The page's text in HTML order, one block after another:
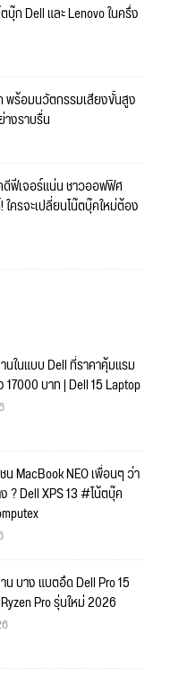
บุ๊ก Dell และ Lenovo ในครึ่ง
พร้อมนวัตกรรมเสียงขั้นสูง
งราบรื่น
ดีฟีเจอร์แน่น ชาวออฟฟิศ
ใครจะเปลี่ยนโน๊ตบุ๊คใหม่ต้อง
นในแบบ Dell ที่ราคาคุ้มแรม
17000 บาท | Dell 15 Laptop
MacBook NEO เพื่อนๆ ว่า
? Dell XPS 13 #โน้ตบุ๊ค
น บาง แบตอึด Dell Pro 15
Pro รุ่นใหม่ 2026